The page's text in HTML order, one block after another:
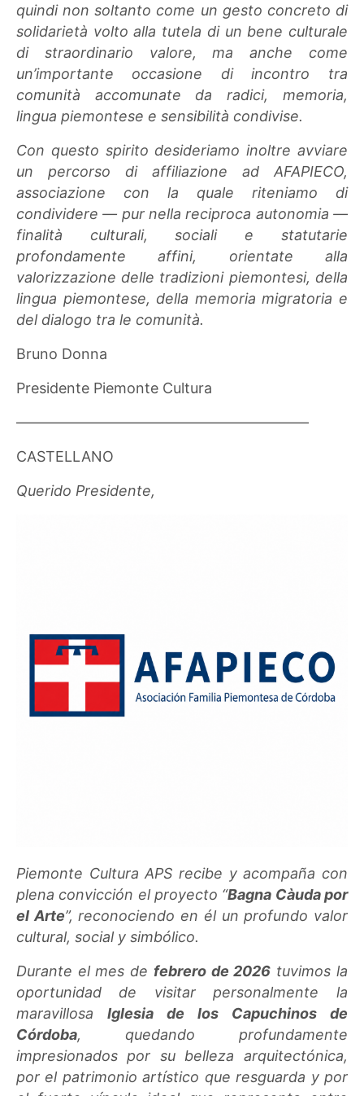
quindi non soltanto come un gesto concreto di
solidarietà volto alla tutela di un bene culturale
di straordinario valore, ma anche come
un’importante occasione di incontro tra
comunità accomunate da radici, memoria,
lingua piemontese e sensibilità condivise.
Con questo spirito desideriamo inoltre avviare
un percorso di affiliazione ad AFAPIECO,
associazione con la quale riteniamo di
condividere — pur nella reciproca autonomia —
finalità culturali, sociali e statutarie
profondamente affini, orientate alla
valorizzazione delle tradizioni piemontesi, della
lingua piemontese, della memoria migratoria e
del dialogo tra le comunità.
Bruno Donna
Presidente Piemonte Cultura
————————————————————
CASTELLANO
Querido Presidente,
Piemonte Cultura APS recibe y acompaña con
plena convicción el proyecto “Bagna Càuda por
el Arte”, reconociendo en él un profundo valor
cultural, social y simbólico.
Durante el mes de febrero de 2026 tuvimos la
oportunidad de visitar personalmente la
maravillosa Iglesia de los Capuchinos de
Córdoba, quedando profundamente
impresionados por su belleza arquitectónica,
por el patrimonio artístico que resguarda y por